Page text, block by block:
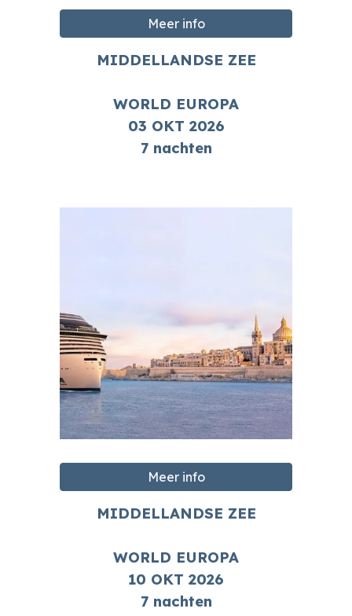
Meer info
MIDDELLANDSE ZEE
WORLD EUROPA
03 OKT 2026
7 nachten
Meer info
MIDDELLANDSE ZEE
WORLD EUROPA
10 OKT 2026
7 nachten